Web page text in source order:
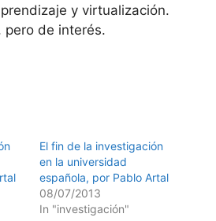
y virtualización.
pero de interés.
El fin de la investigación
en la universidad
española, por Pablo Artal
08/07/2013
In "investigación"